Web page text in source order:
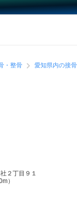
・整骨 愛知県内の接
２丁目９１
）